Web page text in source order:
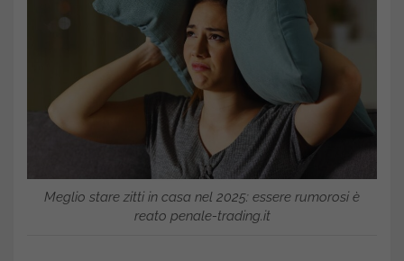
Meglio stare zitti in casa nel 2025: essere rumorosi è
reato penale-trading.it